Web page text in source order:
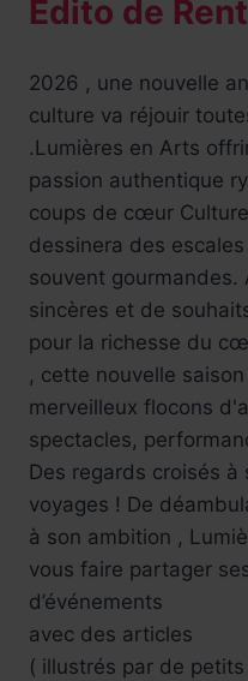
Edito de
2026 , une nouvelle
culture va réjouir
.Lumières en Arts
passion authentique
coups de cœur
dessinera des
souvent
sincères et de
pour la richesse du
, cette nouvelle
merveilleux flocons
spectacles,
Des regards croisés
voyages ! De
à son ambition ,
vous faire partager
d’événements
avec des articles
( illustrés par de